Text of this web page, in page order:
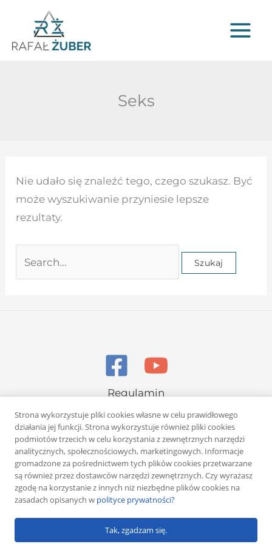
treści
Seks
Nie udało się znaleźć tego, czego szukasz. Być
może wyszukiwanie przyniesie lepsze
rezultaty.
dla:
Regulamin
Polityka prywatności
Copyright © 2026 Rafał Żuber
Powered byKlub eMarketera
Strona wykorzystuje pliki cookies własne w celu prawidłowego
działania jej funkcji. Strona wykorzystuje również pliki cookies
podmiotów trzecich w celu korzystania z zewnętrznych narzędzi
analitycznych, społecznościowych, marketingowych. Informacje
gromadzone za pośrednictwem tych plików cookies przetwarzane
są również przez dostawców narzędzi zewnętrznych. Czy wyrażasz
zgodę na korzystanie z innych niż niezbędne plików cookies na
zasadach opisanych w polityce prywatności?
Tak, zgadzam się.